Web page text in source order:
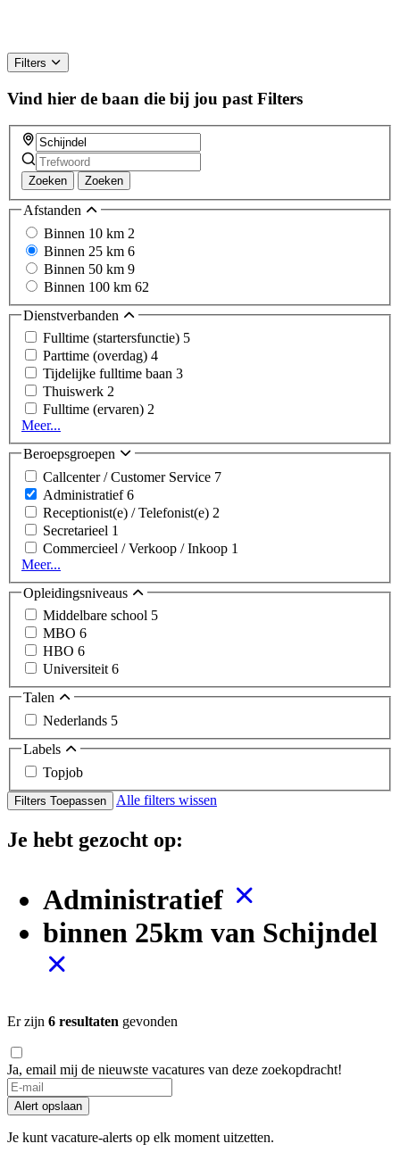
Filters
Vind hier de baan die bij jou past Filters
Zoeken Zoeken
Afstanden
Binnen 10 km 2
Binnen 25 km 6
Binnen 50 km 9
Binnen 100 km 62
Dienstverbanden
Fulltime (startersfunctie) 5
Parttime (overdag) 4
Tijdelijke fulltime baan 3
Thuiswerk 2
Fulltime (ervaren) 2
Meer...
Beroepsgroepen
Callcenter / Customer Service 7
Administratief6
Receptionist(e) / Telefonist(e) 2
Secretarieel 1
Commercieel / Verkoop / Inkoop 1
Meer...
Opleidingsniveaus
Middelbare school 5
MBO 6
HBO 6
Universiteit6
Talen
Nederlands 5
Labels
Topjob
Filters Toepassen Alle filters wissen
Je hebt gezocht op:
Administratief
binnen 25km van Schijndel
Er zijn 6 resultaten gevonden
Ja, email mij de nieuwste vacatures van deze zoekopdracht!
If
you
are
a
Alert opslaan
Je kunt vacature-alerts op elk moment uitzetten.